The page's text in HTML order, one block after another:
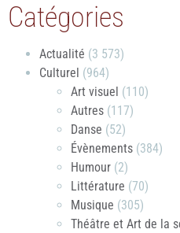
Catégories
Actualité (3 573)
Culturel (964)
Art visuel (110)
Autres (117)
Danse (52)
Évènements (384)
Humour (2)
Littérature (70)
Musique (305)
Théâtre et Art de la